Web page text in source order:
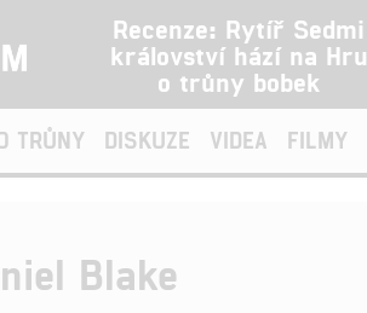
Recenze: Rytíř Sedmi
království hází na Hru
o trůny bobek
TRŮNY DISKUZE VIDEA FILMY
Blake